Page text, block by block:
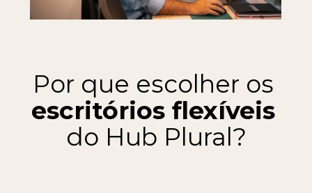
escritórios flexíveis
do Hub Plural?